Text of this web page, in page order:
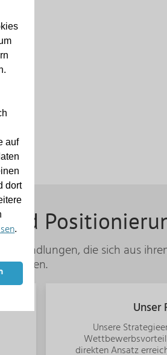
auf
dort
.
Handlungen, die sich aus
ableiten.
Unser
Unsere
direkten Ansatz